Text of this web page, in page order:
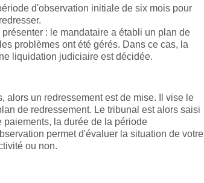
d'observation initiale de six mois pour
: le mandataire a établi un plan de
problèmes ont été gérés. Dans ce cas, la
liquidation judiciaire est décidée.
alors un redressement est de mise. Il vise le
de redressement. Le tribunal est alors saisi
la durée de la période
permet d'évaluer la situation de votre
ou non.